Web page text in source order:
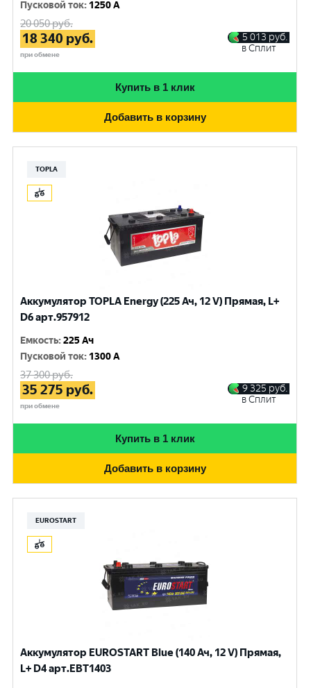
Пусковой ток: 1250 A
20 050руб.
18 340 руб.
при обмене
5 013 руб.
в Сплит
Купить в 1 клик
Добавить в корзину
TOPLA
Аккумулятор TOPLA Energy (225 Ач, 12 V) Прямая, L+
D6 арт.957912
Емкость:225 Ач
Пусковой ток: 1300 A
37 300руб.
35 275 руб.
при обмене
9 325 руб.
в Сплит
Купить в 1 клик
Добавить в корзину
EUROSTART
Аккумулятор EUROSTART Blue (140 Ач, 12 V) Прямая,
L+ D4 арт.EBT1403